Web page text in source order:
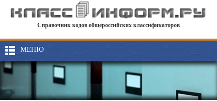
Справочник кодов общероссийских классификаторов
МЕНЮ